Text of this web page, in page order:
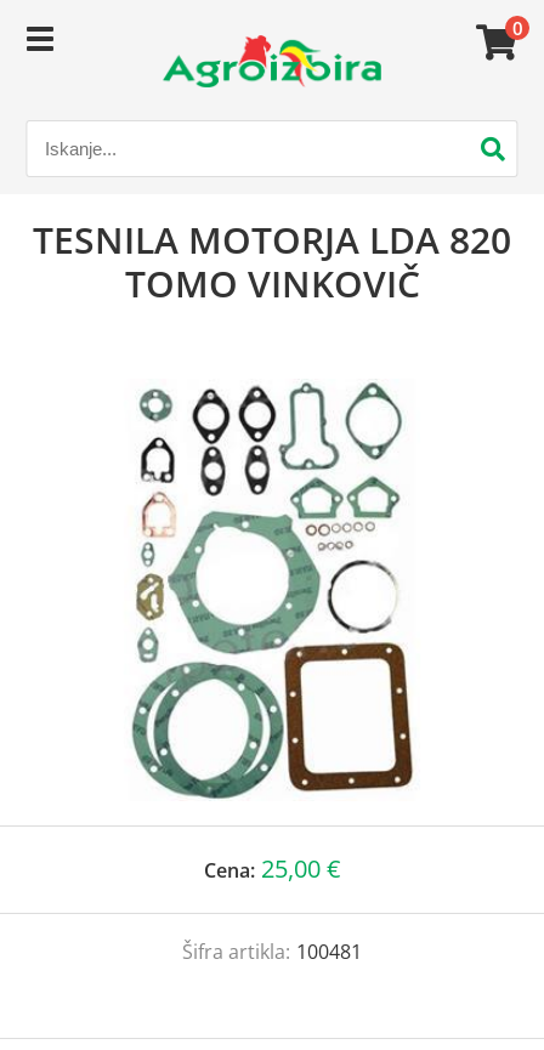
0
TESNILA MOTORJA LDA 820
TOMO VINKOVIČ
Cena: 25,00 €
Šifra artikla: 100481